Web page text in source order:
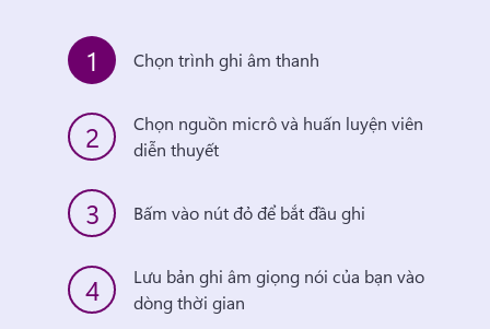
1 Chọn trình ghi âm thanh
2
Chọn nguồn micrô và huấn luyện viên
diễn thuyết
3 Bấm vào nút đỏ để bắt đầu ghi
4
Lưu bản ghi âm giọng nói của bạn vào
dòng thời gian